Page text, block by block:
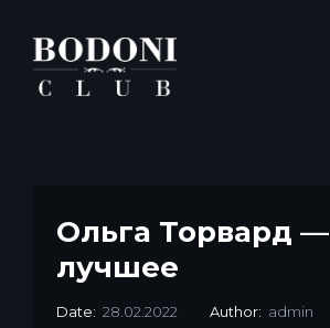
Ольга Торвард —
лучшее
Date: 28.02.2022 Author: admin